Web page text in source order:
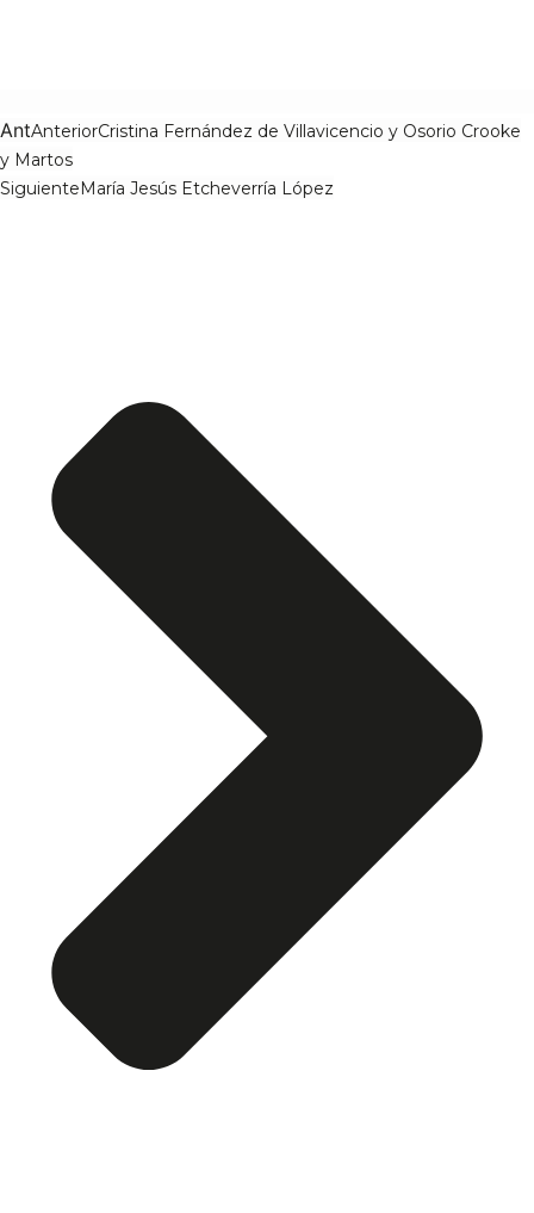
AntAnteriorCristina Fernández de Villavicencio y Osorio Crooke
y Martos
SiguienteMaría Jesús Etcheverría López